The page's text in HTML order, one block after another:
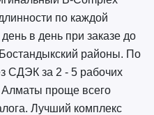
по каждой
в день при заказе до
районы. По
СДЭК за 2 - 5 рабочих
проще всего
Лучший комплекс